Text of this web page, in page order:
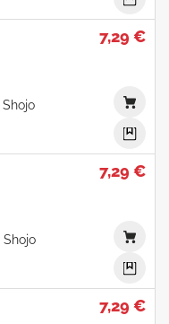
7,29 €
Shojo
7,29 €
Shojo
7,29 €